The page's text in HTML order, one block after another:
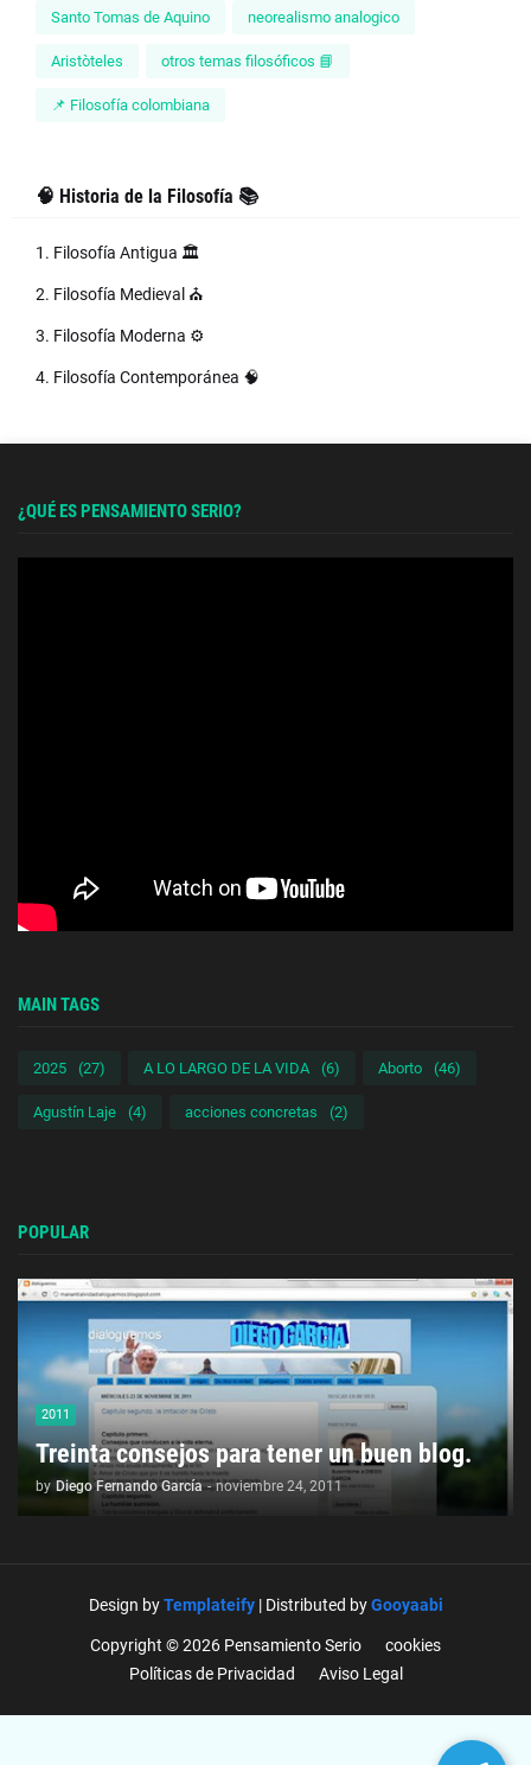
Santo Tomas de Aquino neorealismo analogico
Aristòteles otros temas filosóficos 📘
📌 Filosofía colombiana
🧠 Historia de la Filosofía 📚
1. Filosofía Antigua 🏛️
2. Filosofía Medieval ⛪
3. Filosofía Moderna ⚙️
4. Filosofía Contemporánea 🧠
¿QUÉ ES PENSAMIENTO SERIO?
MAIN TAGS
2025 (27) A LO LARGO DE LA VIDA (6) Aborto (46)
Agustín Laje (4) acciones concretas (2)
POPULAR
2011
Treinta consejos para tener un buen blog.
by Diego Fernando García - noviembre 24, 2011
Design byTemplateify| Distributed byGooyaabi
Copyright © 2026 Pensamiento Serio
cookies
Políticas de Privacidad
Aviso Legal